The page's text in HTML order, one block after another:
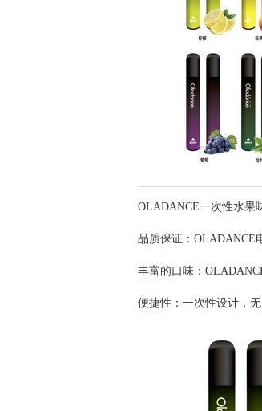
OLADANCE一次性水果
品质保证：OLADANCE
丰富的口味：
便捷性：一次性设计，